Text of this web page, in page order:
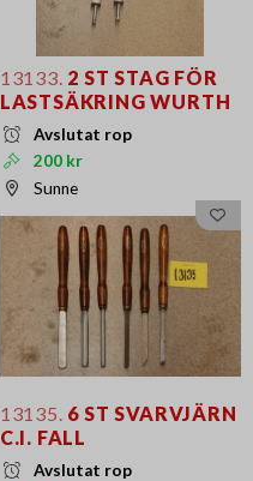
13133. 2 ST STAG FÖR
LASTSÄKRING WURTH
Avslutat rop
200 kr
Sunne
13135. 6 ST SVARVJÄRN
C.I. FALL
Avslutat rop